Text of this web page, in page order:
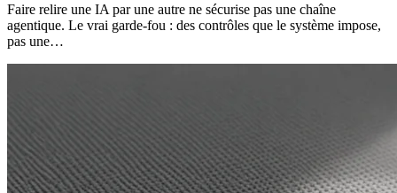
Faire relire une IA par une autre ne sécurise pas une chaîne
agentique. Le vrai garde-fou : des contrôles que le système impose,
pas une…